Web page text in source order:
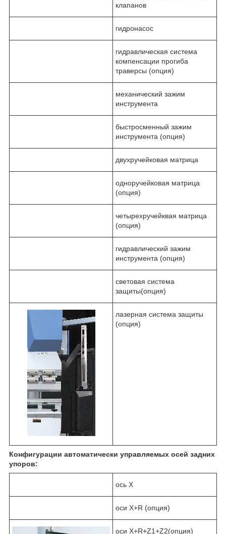
клапанов
гидронасос
гидравлическая система
компенсации прогиба
траверсы (опция)
механический зажим
инструмента
быстросменный зажим
инструмента (опция)
двухручейковая матрица
одноручейковая матрица
(опция)
четырехручейквая матрица
(опция)
гидравлический зажим
инструмента (опция)
световая система
защиты(опция)
лазерная система защиты
(опция)
Конфигурации автоматически управляемых осей задних
упоров:
ось X
оси X+R (опция)
оси X+R+Z1+Z2(опция)